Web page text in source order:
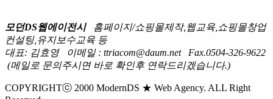
모던DS웹에이전시홈페이지/쇼핑몰제작,웹교육,쇼핑몰창업
컨설팅,유지보수교육 등
대표: 김효영
이메일 : ttriacom@daum.net
Fax.0504-326-9622
(메일로 문의주시면 바로 확인후 연락드리겠습니다.)
COPYRIGHTⓒ 2000 ModernDS ★ Web Agency. ALL Right